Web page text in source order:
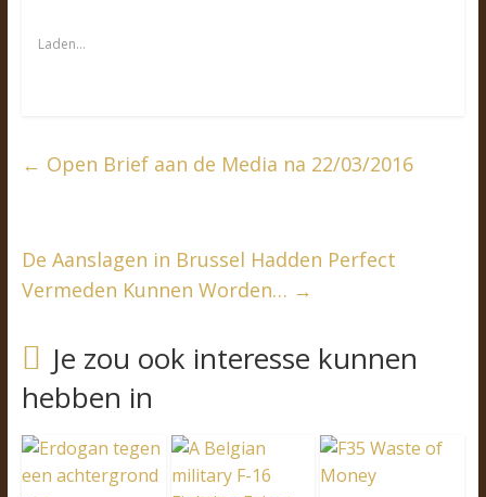
Laden…
← Open Brief aan de Media na 22/03/2016
De Aanslagen in Brussel Hadden Perfect
Vermeden Kunnen Worden… →
Je zou ook interesse kunnen
hebben in